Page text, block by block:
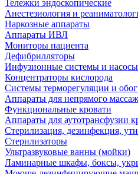
Тележки эндоскопические
Анестезиология и
Наркозные аппараты
Аппараты ИВЛ
Мониторы пациента
Дефибрилляторы
Инфузионные системы и насосы
Концентраторы кислорода
Системы терморегуляции и
Аппараты для непрямого
Функциональные кровати
Аппараты для аутотрансфузии
Стерилизация, дезинфекция,
Стерилизаторы
Ультразвуковые ванны (мойки)
Ламинарные шкафы, боксы,